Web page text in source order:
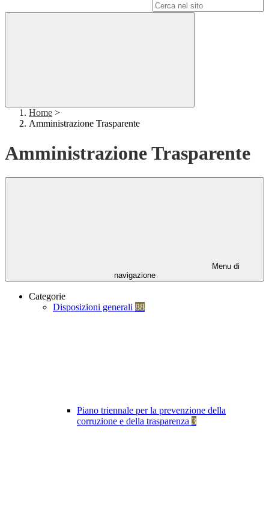
Home >
Amministrazione Trasparente
Amministrazione Trasparente
Menu di
navigazione
Categorie
Disposizioni generali 88
Piano triennale per la prevenzione della
corruzione e della trasparenza 3